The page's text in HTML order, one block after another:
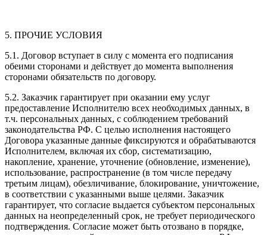
5. ПРОЧИЕ УСЛОВИЯ
5.1. Договор вступает в силу с момента его подписания
обеими сторонами и действует до момента выполнения
сторонами обязательств по договору.
5.2. Заказчик гарантирует при оказании ему услуг
предоставление Исполнителю всех необходимых данных, в
т.ч. персональных данных, с соблюдением требований
законодательства РФ. С целью исполнения настоящего
Договора указанные данные фиксируются и обрабатываются
Исполнителем, включая их сбор, систематизацию,
накопление, хранение, уточнение (обновление, изменение),
использование, распространение (в том числе передачу
третьим лицам), обезличивание, блокирование, уничтожение,
в соответствии с указанными выше целями. Заказчик
гарантирует, что согласие выдается субъектом персональных
данных на неопределенный срок, не требует периодического
подтверждения. Согласие может быть отозвано в порядке,